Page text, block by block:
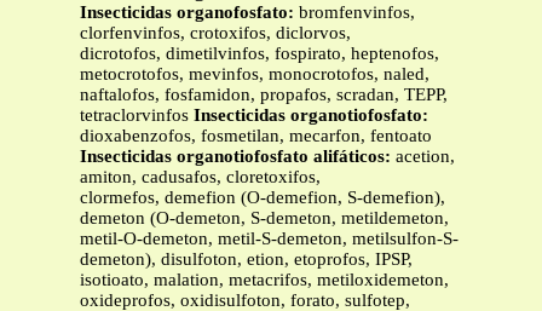
Insecticidas organofosfato: bromfenvinfos,
clorfenvinfos, crotoxifos, diclorvos,
dicrotofos, dimetilvinfos, fospirato, heptenofos,
metocrotofos, mevinfos, monocrotofos, naled,
naftalofos, fosfamidon, propafos, scradan, TEPP,
tetraclorvinfos Insecticidas organotiofosfato:
dioxabenzofos, fosmetilan, mecarfon, fentoato
Insecticidas organotiofosfato alifáticos: acetion,
amiton, cadusafos, cloretoxifos,
clormefos, demefion (O-demefion, S-demefion),
demeton (O-demeton, S-demeton, metildemeton,
metil-O-demeton, metil-S-demeton, metilsulfon-S-
demeton), disulfoton, etion, etoprofos, IPSP,
isotioato, malation, metacrifos, metiloxidemeton,
oxideprofos, oxidisulfoton, forato, sulfotep,